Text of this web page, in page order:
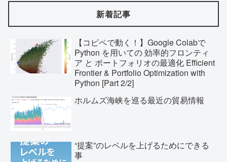
新着記事
【コピペで動く！】Google Colabで
Python を用いての 効率的フロンティ
ア と ポートフォリオの最適化 Efficient
Frontier & Portfolio Optimization with
Python [Part 2/2]
ホルムズ海峡を巡る最近の貿易情報
“提案”のレベルを上げるためにできる
事